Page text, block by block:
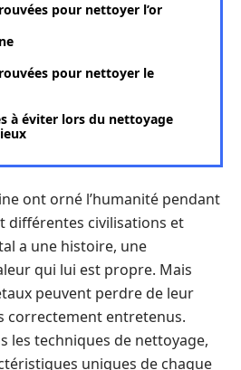
pour nettoyer l’or
pour nettoyer le
à éviter lors du nettoyage
ont orné l’humanité pendant
différentes civilisations et
a une histoire, une
qui lui est propre. Mais
peuvent perdre de leur
correctement entretenus.
les techniques de nettoyage,
uniques de chaque